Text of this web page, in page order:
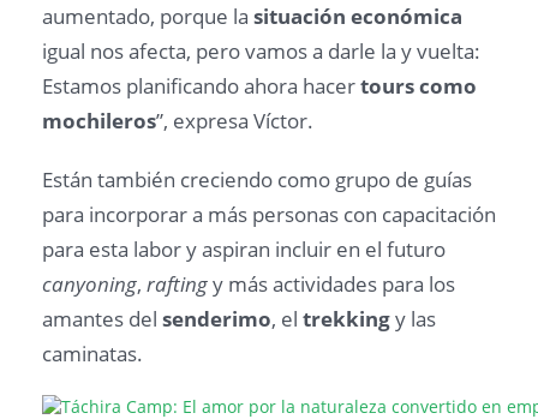
aumentado, porque la situación económica
igual nos afecta, pero vamos a darle la y vuelta:
Estamos planificando ahora hacertours como
mochileros”, expresa Víctor.
Están también creciendo como grupo de guías
para incorporar a más personas con capacitación
para esta labor y aspiran incluir en el futuro
canyoning, raftingy más actividades para los
amantes del senderimo, el trekkingy las
caminatas.